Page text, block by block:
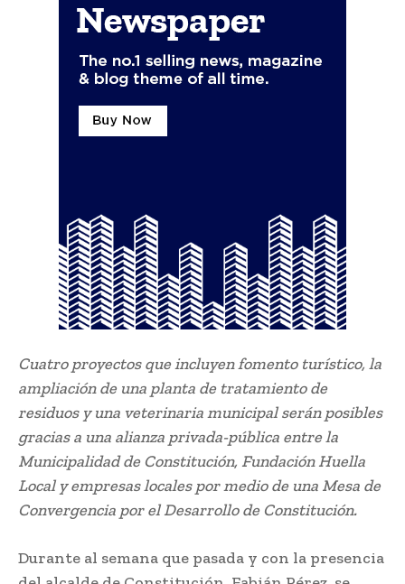
Cuatro proyectos que incluyen fomento turístico, la
ampliación de una planta de tratamiento de
residuos y una veterinaria municipal serán posibles
gracias a una alianza privada-pública entre la
Municipalidad de Constitución, Fundación Huella
Local y empresas locales por medio de una Mesa de
Convergencia por el Desarrollo de Constitución.
Durante al semana que pasada y con la presencia